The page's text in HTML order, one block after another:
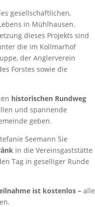
gesellschaftlichen,
in Mühlhausen.
dieses Projekts sind
die im Kollmarhof
der Anglerverein
Forstes sowie die
historischen Rundweg
und spannende
geben.
Seemann Sie
in die Vereinsgaststätte
Tag in geselliger Runde
ist kostenlos – alle